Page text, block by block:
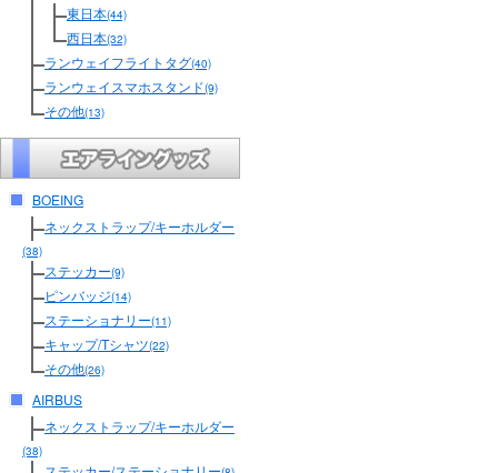
東日本(44)
西日本(32)
ランウェイフライトタグ(40)
ランウェイスマホスタンド(9)
その他(13)
BOEING
ネックストラップ/キーホルダー
(38)
ステッカー(9)
ピンバッジ(14)
ステーショナリー(11)
キャップ/Tシャツ(22)
その他(26)
AIRBUS
ネックストラップ/キーホルダー
(38)